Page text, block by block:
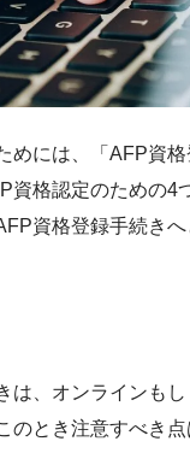
めには、「AFP資
資格認定のための4
資格登録手続き
は、オンラインも
のとき注意すべき